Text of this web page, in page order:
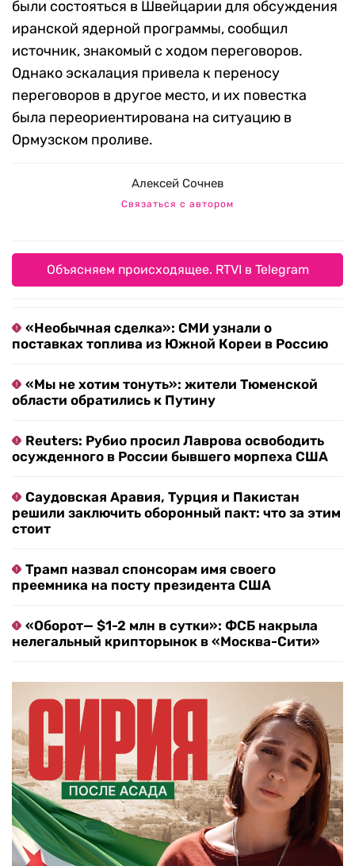
были состояться в Швейцарии для обсуждения
иранской ядерной программы, сообщил
источник, знакомый с ходом переговоров.
Однако эскалация привела к переносу
переговоров в другое место, и их повестка
была переориентирована на ситуацию в
Ормузском проливе.
Алексей Сочнев
Связаться с автором
Объясняем происходящее. RTVI в Telegram
«Необычная сделка»: СМИ узнали о
поставках топлива из Южной Кореи в Россию
«Мы не хотим тонуть»: жители Тюменской
области обратились к Путину
Reuters: Рубио просил Лаврова освободить
осужденного в России бывшего морпеха США
Саудовская Аравия, Турция и Пакистан
решили заключить оборонный пакт: что за этим
стоит
Трамп назвал спонсорам имя своего
преемника на посту президента США
«Оборот— $1-2 млн в сутки»: ФСБ накрыла
нелегальный крипторынок в «Москва-Сити»